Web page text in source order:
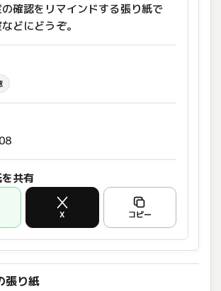
確認をリマインドする張り紙で
どにどうぞ。
共有
X コピー
張り紙